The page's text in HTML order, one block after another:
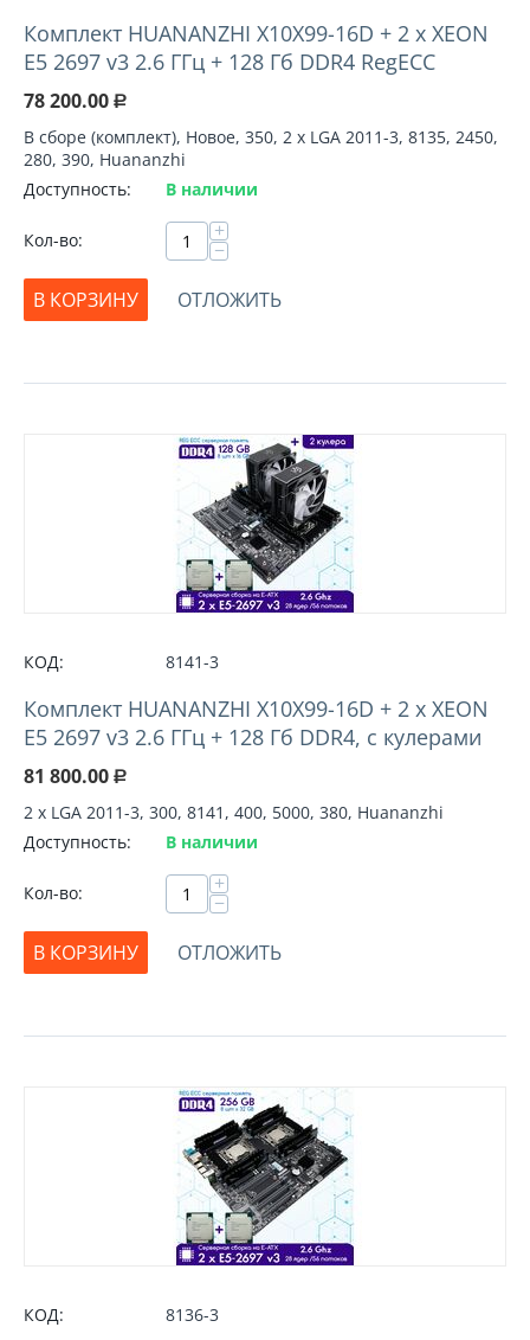
Комплект HUANANZHI X10X99-16D + 2 х XEON
E5 2697 v3 2.6 ГГц + 128 Гб DDR4 RegECC
78 200.00 Р
В сборе (комплект), Новое, 350, 2 х LGA 2011-3, 8135, 2450,
280, 390, Huananzhi
Доступность:
В наличии
Кол-во: +
−
В КОРЗИНУ
ОТЛОЖИТЬ
КОД: 8141-3
Комплект HUANANZHI X10X99-16D + 2 х XEON
E5 2697 v3 2.6 ГГц + 128 Гб DDR4, с кулерами
81 800.00 Р
2 х LGA 2011-3, 300, 8141, 400, 5000, 380, Huananzhi
Доступность:
В наличии
Кол-во: +
−
В КОРЗИНУ
ОТЛОЖИТЬ
КОД: 8136-3